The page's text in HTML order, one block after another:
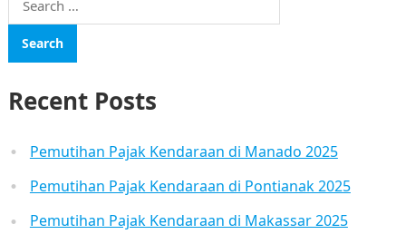
for:
Recent Posts
Pemutihan Pajak Kendaraan di Manado 2025
Pemutihan Pajak Kendaraan di Pontianak 2025
Pemutihan Pajak Kendaraan di Makassar 2025